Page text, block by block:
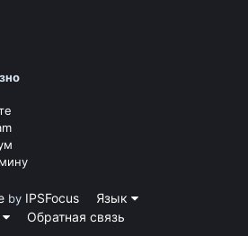
by IPSFocus
Язык
Обратная связь